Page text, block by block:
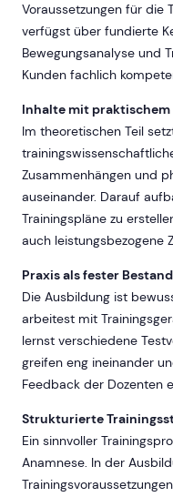
Voraussetzungen für die
verfügst über fundierte
Bewegungsanalyse und
Kunden fachlich
Inhalte mit praktischem
Im theoretischen Teil
Zusammenhängen und
auseinander. Darauf
Trainingspläne zu
auch leistungsbezogene
Praxis als fester
Die Ausbildung ist
arbeitest mit
lernst verschiedene
greifen eng ineinander
Feedback der Dozenten
Strukturierte
Ein sinnvoller
Anamnese. In der